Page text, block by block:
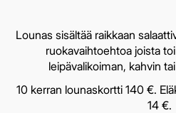
Lounas sisältää raikkaan
ruokavaihtoehtoa joista
leipävalikoiman, kahvin
10 kerran lounaskortti 140 €.
14 €.